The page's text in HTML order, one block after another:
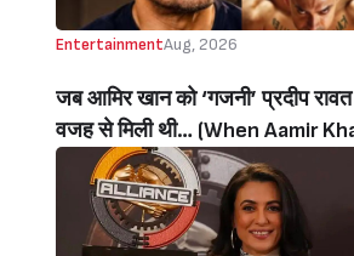
EntertainmentAug, 2026
जब आमिर खान को ‘गजनी’ प्रदीप
वजह से मिली थी… (When Aamir
Got ‘Ghajini’ Because Of
Rawat)